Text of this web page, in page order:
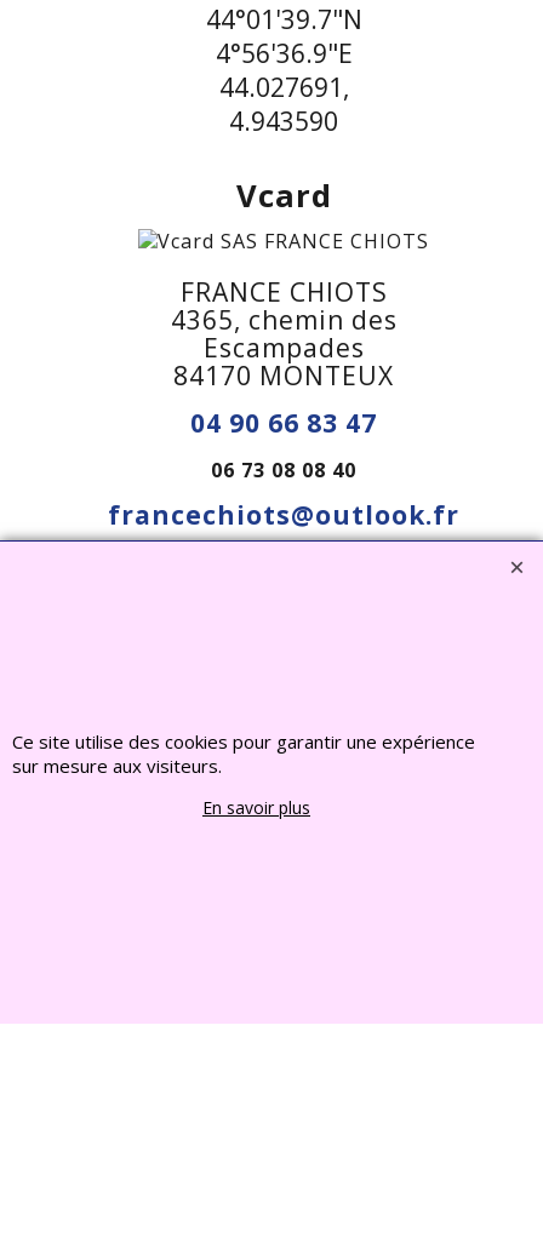
44°01'39.7"N
4°56'36.9"E
44.027691,
4.943590
Vcard
FRANCE CHIOTS
4365, chemin des
Escampades
84170 MONTEUX
04 90 66 83 47
06 73 08 08 40
francechiots@outlook.fr
2022 FRANCE CHIOTS © Tous droits reserves
Boutique en ligne créés
Ce site utilise des cookies pour garantir une expérience
sur mesure aux visiteurs.
En savoir plus